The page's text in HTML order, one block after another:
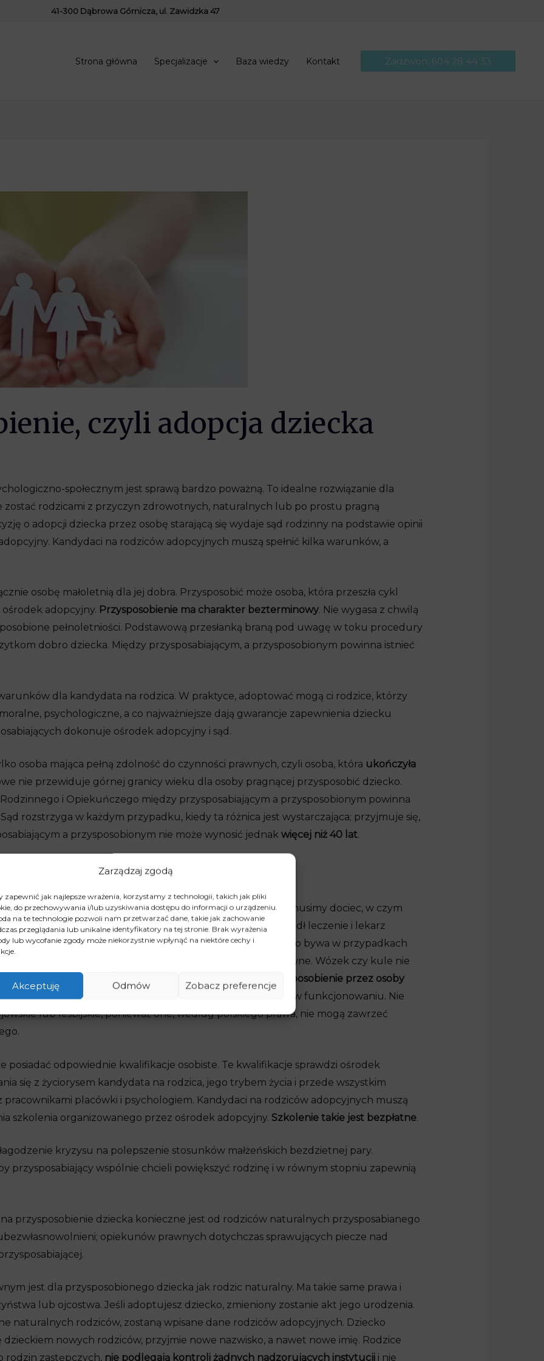
Zarządzaj zgodą
zapewnić jak najlepsze wrażenia, korzystamy z technologii, takich jak pliki
do przechowywania i/lub uzyskiwania dostępu do informacji o urządzeniu.
na te technologie pozwoli nam przetwarzać dane, takie jak zachowanie
przeglądania lub unikalne identyfikatory na tej stronie. Brak wyrażenia
lub wycofanie zgody może niekorzystnie wpłynąć na niektóre cechy i
Akceptuję Odmów Zobacz preferencje
41-300 Dąbrowa Górnicza, ul. Zawidzka 47
Strona główna Specjalizacje Baza wiedzy Kontakt Zadzwoń: 604 28 44 33
czyli adopcja dziecka
społecznym jest sprawą bardzo poważną. To idealne rozwiązanie dla
zostać rodzicami z przyczyn zdrowotnych, naturalnych lub po prostu pragną
o adopcji dziecka przez osobę starającą się wydaje sąd rodzinny na podstawie opinii
Kandydaci na rodziców adopcyjnych muszą spełnić kilka warunków, a
osobę małoletnią dla jej dobra. Przysposobić może osoba, która przeszła cykl
adopcyjny. Przysposobienie ma charakter bezterminowy. Nie wygasa z chwilą
pełnoletniości. Podstawową przesłanką braną pod uwagę w toku procedury
dobro dziecka. Między przysposabiającym, a przysposobionym powinna istnieć
dla kandydata na rodzica. W praktyce, adoptować mogą ci rodzice, którzy
psychologiczne, a co najważniejsze dają gwarancje zapewnienia dziecku
dokonuje ośrodek adopcyjny i sąd.
osoba mająca pełną zdolność do czynności prawnych, czyli osoba, która ukończyła
nie przewiduje górnej granicy wieku dla osoby pragnącej przysposobić dziecko.
i Opiekuńczego między przysposabiającym a przysposobionym powinna
rozstrzyga w każdym przypadku, kiedy ta różnica jest wystarczająca; przyjmuje się,
a przysposobionym nie może wynosić jednak więcej niż 40 lat.
dziecka
musi eliminować osoby chcącej adoptować dziecko, ale musimy dociec, w czym
kandydat w trakcie chemioterapii. Jeśli jednak przeszedł leczenie i lekarz
to pomimo że pozostaje pod kontrolą lekarską, jak to bywa w przypadkach
na adopcję. Adoptować mogą również osoby niepełnosprawne. Wózek czy kule nie
od stopnia niesprawności.
Nie jest natomiast możliwe przysposobienie przez osoby
psychicznie, które same mają w związku z tym trudności w funkcjonowaniu. Nie
lub lesbijskie, ponieważ one, według polskiego prawa, nie mogą zawrzeć
posiadać odpowiednie kwalifikacje osobiste. Te kwalifikacje sprawdzi ośrodek
się z życiorysem kandydata na rodzica, jego trybem życia i przede wszystkim
placówki i psychologiem. Kandydaci na rodziców adopcyjnych muszą
szkolenia organizowanego przez ośrodek adopcyjny. Szkolenie takie jest bezpłatne.
kryzysu na polepszenie stosunków małżeńskich bezdzietnej pary.
przysposabiający wspólnie chcieli powiększyć rodzinę i w równym stopniu zapewnią
przysposobienie dziecka konieczne jest od rodziców naturalnych przysposabianego
opiekunów prawnych dotychczas sprawujących piecze nad
jest dla przysposobionego dziecka jak rodzic naturalny. Ma takie same prawa i
lub ojcostwa. Jeśli adoptujesz dziecko, zmieniony zostanie akt jego urodzenia.
naturalnych rodziców, zostaną wpisane dane rodziców adopcyjnych. Dziecko
nowych rodziców, przyjmie nowe nazwisko, a nawet nowe imię. Rodzice
rodzin zastępczych, nie podlegają kontroli żadnych nadzorujących instytucjii nie